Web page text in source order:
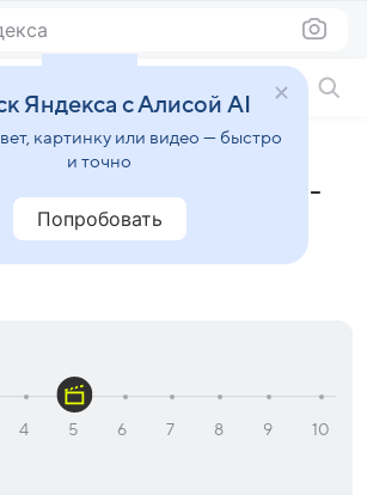
(сериал 2012 – 2019) -
Яндекса с Алисой AI
картинку или видео — быстро
и точно
Попробовать